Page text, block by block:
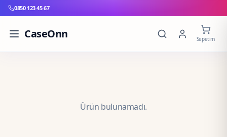
0850 123 45 67
CaseOnn Sepetim
Ürün bulunamadı.